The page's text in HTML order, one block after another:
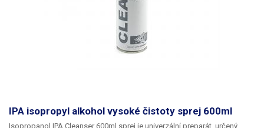
IPA isopropyl alkohol vysoké čistoty sprej 600ml
Isopropanol IPA Cleanser 600ml sprej je univerzální preparát, určený